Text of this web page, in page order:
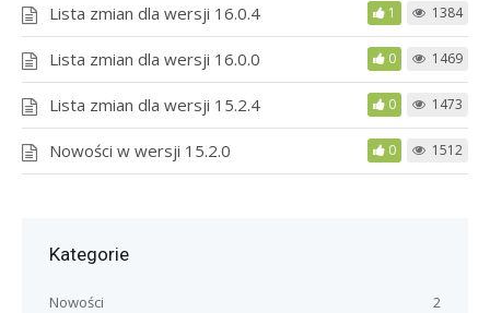
Lista zmian dla wersji 16.0.4 1 1384
Lista zmian dla wersji 16.0.0 0 1469
Lista zmian dla wersji 15.2.4 0 1473
Nowości w wersji 15.2.0 0 1512
Kategorie
2
Nowości